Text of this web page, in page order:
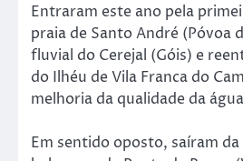
Entraram este ano pela
praia de Santo André (Póvoa
fluvial do Cerejal (Góis) e
do Ilhéu de Vila Franca do
melhoria da qualidade da
Em sentido oposto, saíram da